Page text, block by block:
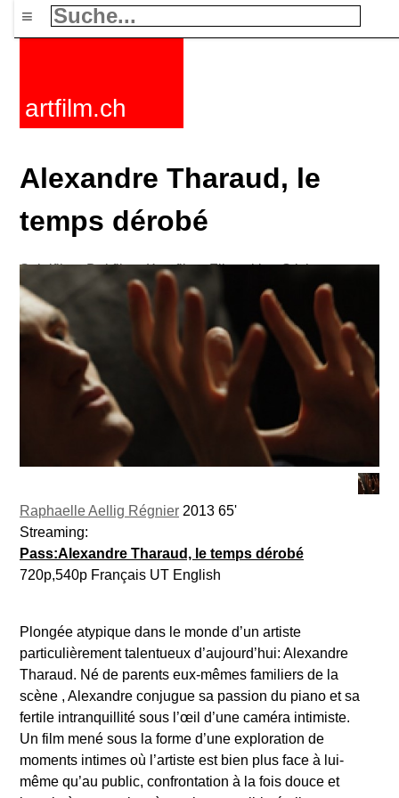
≡
artfilm.ch
Alexandre Tharaud, le
temps dérobé
Raphaelle Aellig Régnier 2013 65'
Streaming:
Pass:Alexandre Tharaud, le temps dérobé
720p,540p Français UT English
Plongée atypique dans le monde d’un artiste
particulièrement talentueux d’aujourd’hui: Alexandre
Tharaud. Né de parents eux-mêmes familiers de la
scène , Alexandre conjugue sa passion du piano et sa
fertile intranquillité sous l’œil d’une caméra intimiste.
Un film mené sous la forme d’une exploration de
moments intimes où l’artiste est bien plus face à lui-
même qu’au public, confrontation à la fois douce et
Spielfilme Dokfilme Kurzfilme Filmzyklen Stichworte
Nachrichten
F-Rated Kontakt Maillist
Warenkorb
AGB Kaufen Aktivieren
216.73.216.20